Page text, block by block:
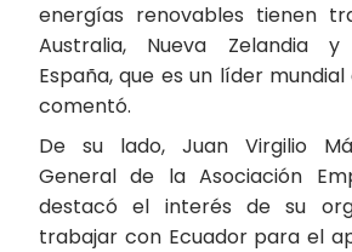
energías renovables tienen
Australia, Nueva Zelandia y
España, que es un líder
comentó.
De su lado, Juan Virgilio
General de la Asociación
destacó el interés de su
trabajar con Ecuador para el